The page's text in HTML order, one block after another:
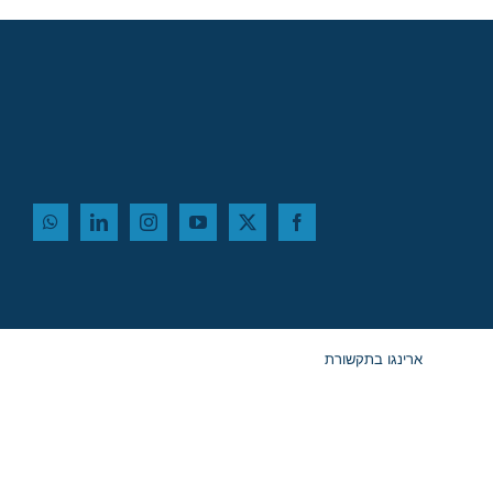
ארינגו בתקשורת